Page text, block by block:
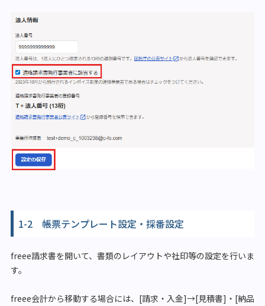
1-2 帳票テンプレート設定・採番設定
freee請求書を開いて、書類のレイアウトや社印等の設定を行いま
す。
freee会計から移動する場合には、[請求・入金]→[見積書]・[納品